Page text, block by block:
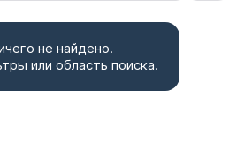
не найдено.
или область поиска.